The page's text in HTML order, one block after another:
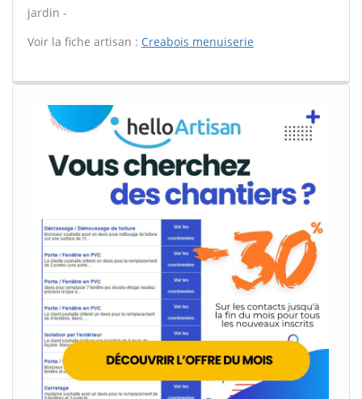
jardin -
Voir la fiche artisan : Creabois menuiserie